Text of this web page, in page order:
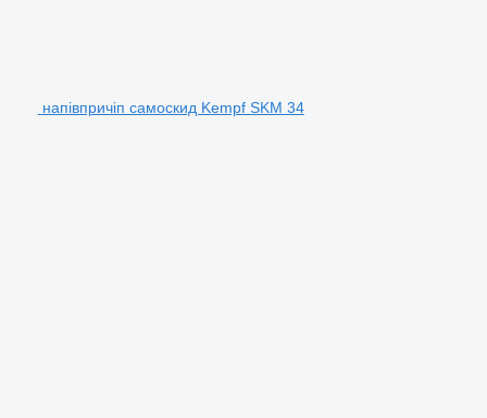
напівпричіп самоскид Kempf SKM 34